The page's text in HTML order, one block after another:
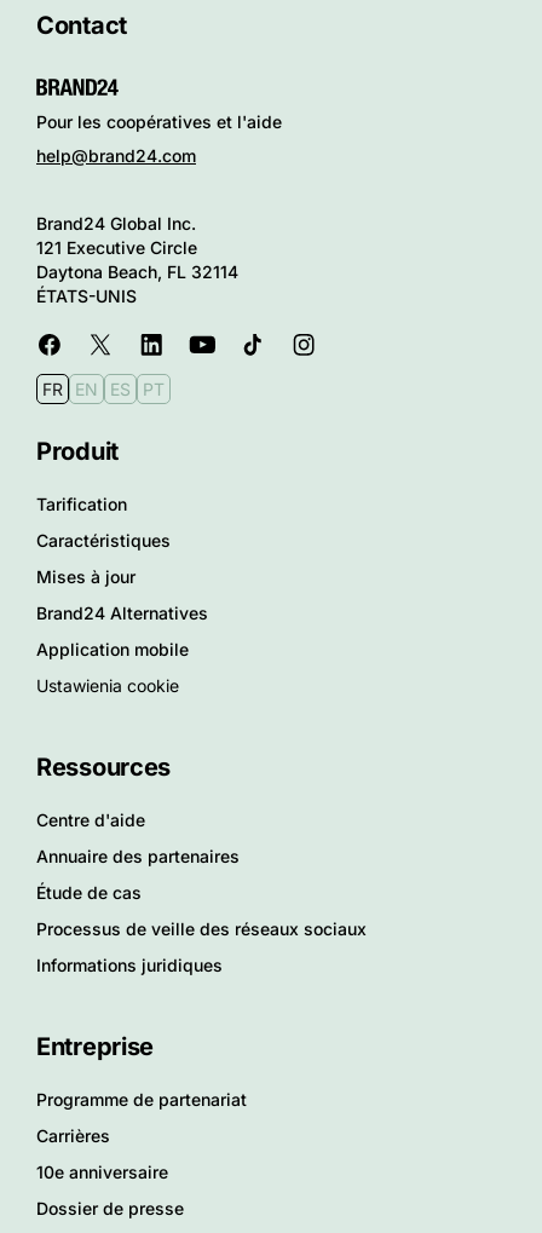
Contact
Pour les coopératives et l'aide
help@brand24.com
Brand24 Global Inc.
121 Executive Circle
Daytona Beach, FL 32114
ÉTATS-UNIS
FR EN ES PT
Produit
Tarification
Caractéristiques
Mises à jour
Brand24 Alternatives
Application mobile
Ustawienia cookie
Ressources
Centre d'aide
Annuaire des partenaires
Étude de cas
Processus de veille des réseaux sociaux
Informations juridiques
Entreprise
Programme de partenariat
Carrières
10e anniversaire
Dossier de presse